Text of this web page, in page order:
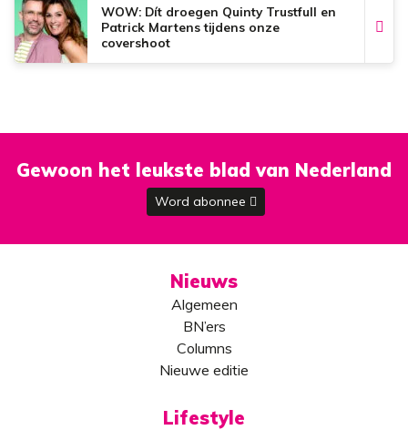
WOW: Dít droegen Quinty Trustfull en
Patrick Martens tijdens onze
covershoot
Gewoon het leukste blad van Nederland
Word abonnee
Nieuws
Algemeen
BN’ers
Columns
Nieuwe editie
Lifestyle